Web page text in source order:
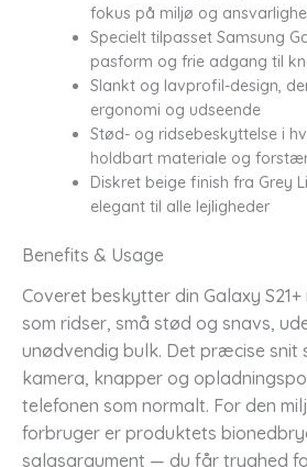
fokus på miljø og
Specielt tilpasset Samsung
pasform og frie adgang til
Slankt og lavprofil-design,
ergonomi og udseende
Stød- og ridsebeskyttelse i
holdbart materiale og
Diskret beige finish fra Grey
elegant til alle lejligheder
Benefits & Usage
Coveret beskytter din Galaxy
som ridser, små stød og snavs,
unødvendig bulk. Det præcise snit
kamera, knapper og
telefonen som normalt. For den
forbruger er produktets
salgsargument — du får tryghed